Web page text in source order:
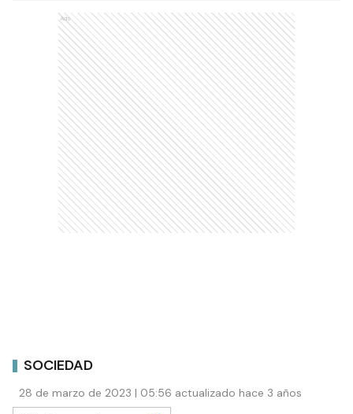
Ads
SOCIEDAD
28 de marzo de 2023 | 05:56 actualizado hace 3 años